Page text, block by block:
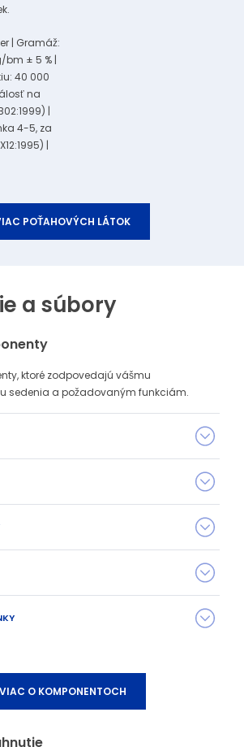
| Gramáž:
bm ± 5 % |
40 000
na
|
4-5, za
|
POŤAHOVÝCH LÁTOK
a súbory
ktoré zodpovedajú vášmu
sedenia a požadovaným funkciám.
na
1KOL02 (Ø 50 mm) na tvrdý
povrch
VIAC O KOMPONENTOCH